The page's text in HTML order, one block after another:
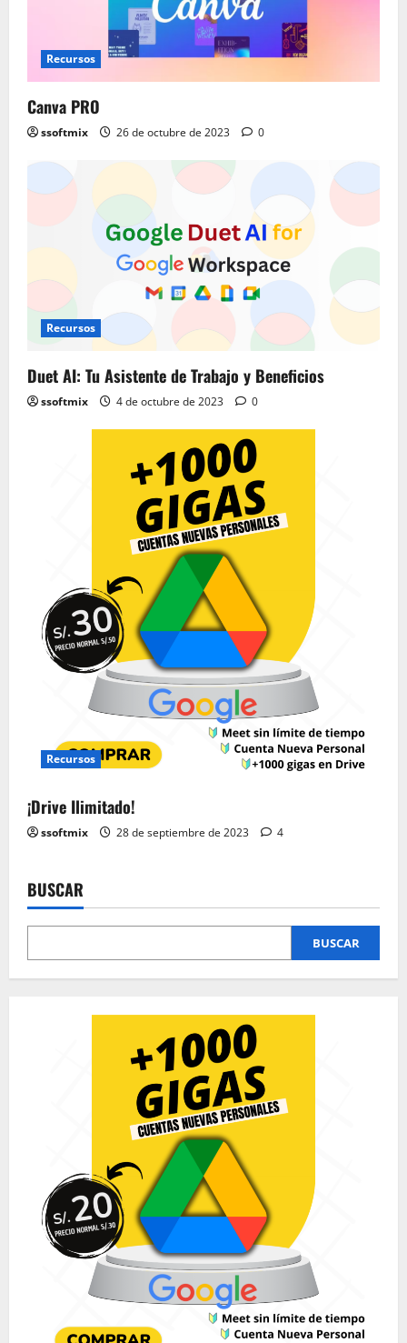
Recursos
Canva PRO
ssoftmix 26 de octubre de 2023 0
Recursos
Duet AI: Tu Asistente de Trabajo y Beneficios
ssoftmix 4 de octubre de 2023 0
Recursos
¡Drive Ilimitado!
ssoftmix 28 de septiembre de 2023 4
BUSCAR
BUSCAR